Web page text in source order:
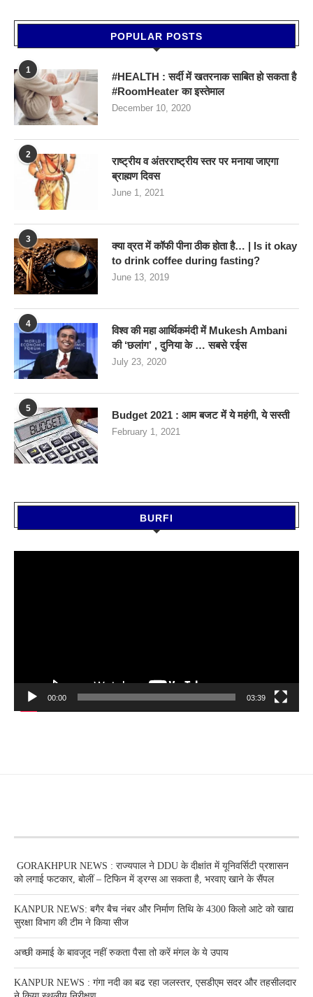
POPULAR POSTS
1
#HEALTH : सर्दी में खतरनाक साबित हो सकता है
#RoomHeater का इस्तेमाल
December 10, 2020
2
राष्ट्रीय व अंतरराष्ट्रीय स्तर पर मनाया जाएगा
ब्राह्मण दिवस
June 1, 2021
3
क्या व्रत में कॉफी पीना ठीक होता है… | Is it okay
to drink coffee during fasting?
June 13, 2019
4
विश्व की महा आर्थिकमंदी में Mukesh Ambani
की ‘छलांग’ , दुनिया के … सबसे रईस
July 23, 2020
5
Budget 2021 : आम बजट में ये महंगी, ये सस्‍ती
February 1, 2021
BURFI
00:00 03:39
GORAKHPUR NEWS : राज्यपाल ने DDU के दीक्षांत में यूनिवर्सिटी प्रशासन
को लगाई फटकार, बोलीं – टिफिन में ड्रग्स आ सकता है, भरवाए खाने के सैंपल
KANPUR NEWS: बगैर बैच नंबर और निर्माण तिथि के 4300 किलो आटे को खाद्य
सुरक्षा विभाग की टीम ने किया सीज
अच्छी कमाई के बावजूद नहीं रुकता पैसा तो करें मंगल के ये उपाय
KANPUR NEWS : गंगा नदी का बढ रहा जलस्तर, एसडीएम सदर और तहसीलदार